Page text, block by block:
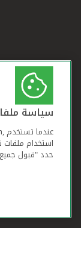
سياسة
استخدام ملفات
حدد "قبول جميع